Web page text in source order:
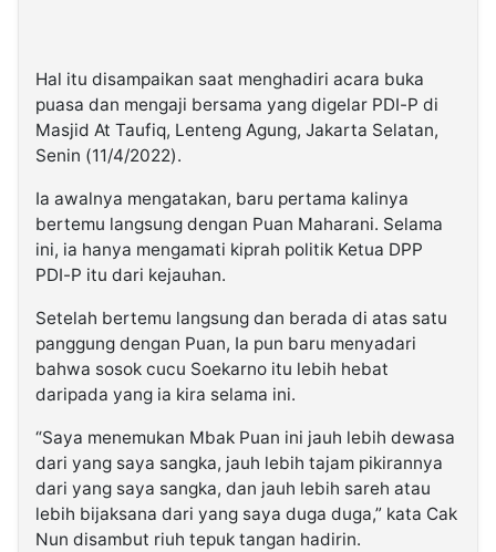
Hal itu disampaikan saat menghadiri acara buka
puasa dan mengaji bersama yang digelar PDI-P di
Masjid At Taufiq, Lenteng Agung, Jakarta Selatan,
Senin (11/4/2022).
Ia awalnya mengatakan, baru pertama kalinya
bertemu langsung dengan Puan Maharani. Selama
ini, ia hanya mengamati kiprah politik Ketua DPP
PDI-P itu dari kejauhan.
Setelah bertemu langsung dan berada di atas satu
panggung dengan Puan, Ia pun baru menyadari
bahwa sosok cucu Soekarno itu lebih hebat
daripada yang ia kira selama ini.
“Saya menemukan Mbak Puan ini jauh lebih dewasa
dari yang saya sangka, jauh lebih tajam pikirannya
dari yang saya sangka, dan jauh lebih sareh atau
lebih bijaksana dari yang saya duga duga,” kata Cak
Nun disambut riuh tepuk tangan hadirin.